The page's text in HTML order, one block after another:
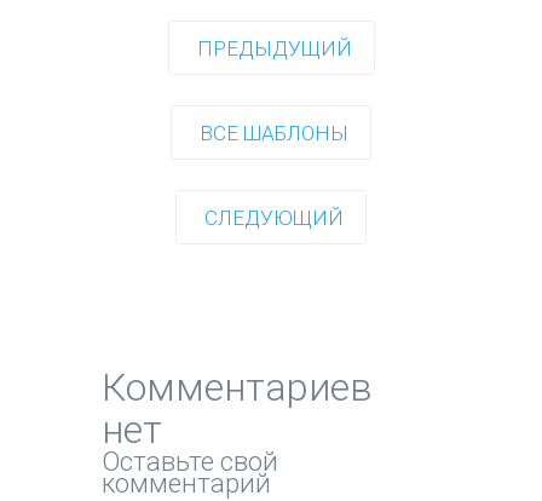
ПРЕДЫДУЩИЙ
ВСЕ ШАБЛОНЫ
СЛЕДУЮЩИЙ
Комментариев
нет
Оставьте свой
комментарий